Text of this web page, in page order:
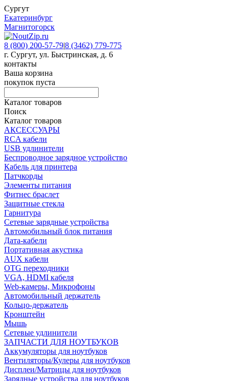
Сургут
Екатеринбург
Магнитогорск
8 (800) 200-57-79|8 (3462) 779-775
г. Сургут, ул. Быстринская, д. 6
контакты
Ваша корзина
покупок пуста
Каталог товаров
Поиск
Каталог товаров
АКСЕССУАРЫ
RCA кабели
USB удлинители
Беспроводное зарядное устройство
Кабель для принтера
Патчкорды
Элементы питания
Фитнес браслет
Защитные стекла
Гарнитура
Сетевые зарядные устройства
Автомобильный блок питания
Дата-кабели
Портативная акустика
AUX кабели
OTG переходники
VGA, HDMI кабеля
Web-камеры, Микрофоны
Автомобильный держатель
Кольцо-держатель
Кронштейн
Мышь
Сетевые удлинители
ЗАПЧАСТИ ДЛЯ НОУТБУКОВ
Аккумуляторы для ноутбуков
Вентиляторы/Кулеры для ноутбуков
Дисплеи/Матрицы для ноутбуков
Зарядные устройства для ноутбуков